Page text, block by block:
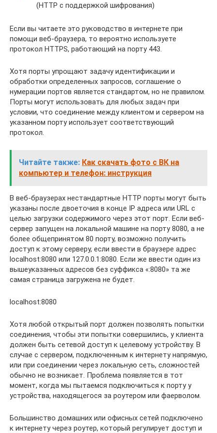
(HTTP с поддержкой шифрования)
Если вы читаете это руководство в интернете при
помощи веб-браузера, то вероятно используете
протокол HTTPS, работающий на порту 443.
Хотя порты упрощают задачу идентификации и
обработки определенных запросов, соглашение о
нумерации портов является стандартом, но не правилом.
Порты могут использовать для любых задач при
условии, что соединение между клиентом и сервером на
указанном порту использует соответствующий
протокол.
Читайте также: Как скачать фото с ВК на
компьютер и телефон: инструкция
В веб-браузерах нестандартные HTTP порты могут быть
указаны после двоеточия в конце IP адреса или URL с
целью загрузки содержимого через этот порт. Если веб-
сервер запущен на локальной машине на порту 8080, а не
более общепринятом 80 порту, возможно получить
доступ к этому серверу, если ввести в браузере адрес
localhost:8080 или 127.0.0.1:8080. Если же ввести один из
вышеуказанных адресов без суффикса «:8080» та же
самая страница загружена не будет.
localhost:8080
Хотя любой открытый порт должен позволять попытки
соединения, чтобы эти попытки совершились, у клиента
должен быть сетевой доступ к целевому устройству. В
случае с сервером, подключенным к интернету напрямую,
или при соединении через локальную сеть, сложностей
обычно не возникает. Проблема появляется в тот
момент, когда мы пытаемся подключиться к порту у
устройства, находящегося за роутером или фаерволом.
Большинство домашних или офисных сетей подключено
к интернету через роутер, который регулирует доступ и